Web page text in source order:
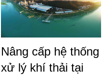
Nâng cấp hệ thống
xử lý khí thải tại